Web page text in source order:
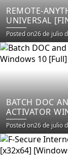
REMOTE-
UNIVERSAL
Posted on26 de julio
BATCH DOC
ACTIVATOR
Posted on26 de julio